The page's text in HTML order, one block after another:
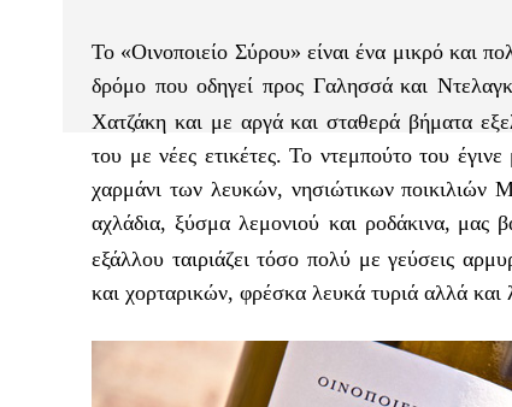
Το «Οινοποιείο Σύρου» είναι ένα μικρό και
δρόμο που οδηγεί προς Γαλησσά και
Χατζάκη και με αργά και σταθερά βήματα
του με νέες ετικέτες. Το ντεμπούτο του
χαρμάνι των λευκών, νησιώτικων
αχλάδια, ξύσμα λεμονιού και ροδάκινα, μας
εξάλλου ταιριάζει τόσο πολύ με γεύσεις
και χορταρικών, φρέσκα λευκά τυριά αλλά και